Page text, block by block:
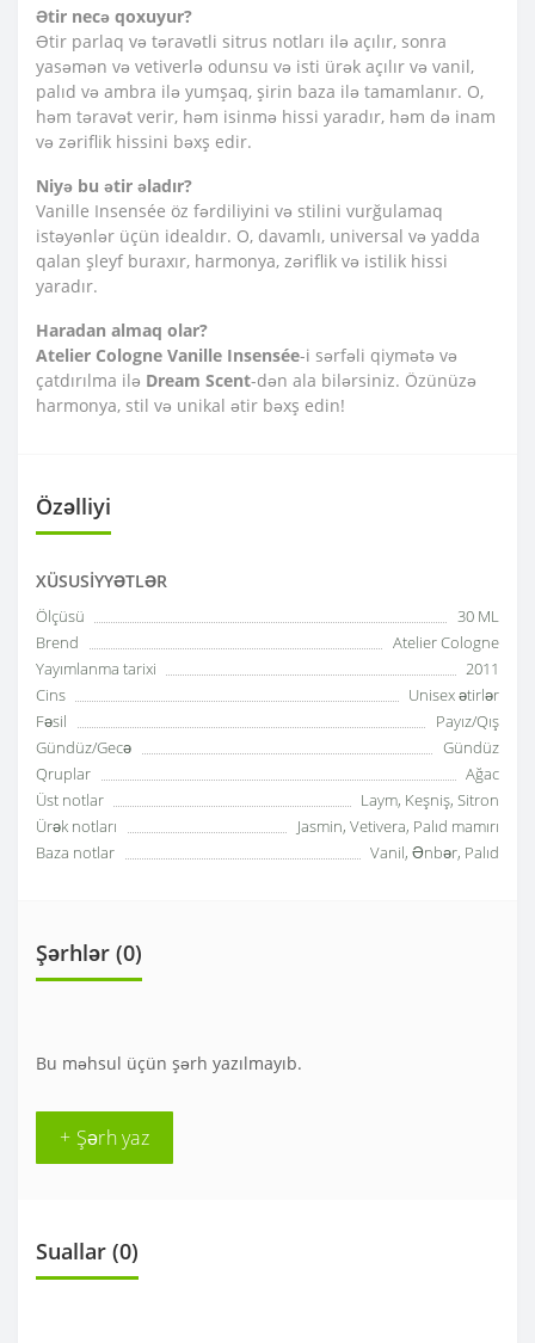
Ətir necə qoxuyur?
Ətir parlaq və təravətli sitrus notları ilə açılır, sonra
yasəmən və vetiverlə odunsu və isti ürək açılır və vanil,
palıd və ambra ilə yumşaq, şirin baza ilə tamamlanır. O,
həm təravət verir, həm isinmə hissi yaradır, həm də inam
və zəriflik hissini bəxş edir.
Niyə bu ətir əladır?
Vanille Insensée öz fərdiliyini və stilini vurğulamaq
istəyənlər üçün idealdır. O, davamlı, universal və yadda
qalan şleyf buraxır, harmonya, zəriflik və istilik hissi
yaradır.
Haradan almaq olar?
Atelier Cologne Vanille Insensée-i sərfəli qiymətə və
çatdırılma ilə Dream Scent-dən ala bilərsiniz. Özünüzə
harmonya, stil və unikal ətir bəxş edin!
Özəlliyi
XÜSUSIYYƏTLƏR
Ölçüsü
30 ML
Brend
Atelier Cologne
Yayımlanma tarixi
2011
Cins
Unisex ətirlər
Fəsil
Payız/Qış
Gündüz/Gecə
Gündüz
Qruplar
Ağac
Üst notlar
Laym, Keşniş, Sitron
Ürək notları
Jasmin, Vetivera, Palıd mamırı
Baza notlar
Vanil, Ənbər, Palıd
Şərhlər (0)
Bu məhsul üçün şərh yazılmayıb.
+ Şərh yaz
Suallar (0)